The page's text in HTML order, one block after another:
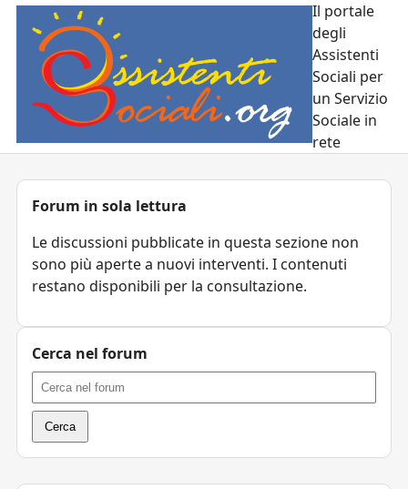
Il portale
degli
Assistenti
Sociali per
un Servizio
Sociale in
rete
Forum in sola lettura
Le discussioni pubblicate in questa sezione non
sono più aperte a nuovi interventi. I contenuti
restano disponibili per la consultazione.
Cerca nel forum
Cerca